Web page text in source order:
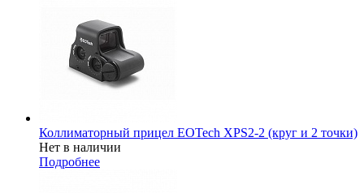
Коллиматорный прицел EOTech XPS2-2 (круг и 2 точки)
Нет в наличии
Подробнее